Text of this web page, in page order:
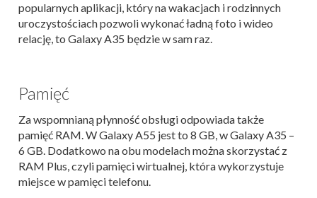
popularnych aplikacji, który na wakacjach i rodzinnych
uroczystościach pozwoli wykonać ładną foto i wideo
relację, to Galaxy A35 będzie w sam raz.
Pamięć
Za wspomnianą płynność obsługi odpowiada także
pamięć RAM. W Galaxy A55 jest to 8 GB, w Galaxy A35 –
6 GB. Dodatkowo na obu modelach można skorzystać z
RAM Plus, czyli pamięci wirtualnej, która wykorzystuje
miejsce w pamięci telefonu.